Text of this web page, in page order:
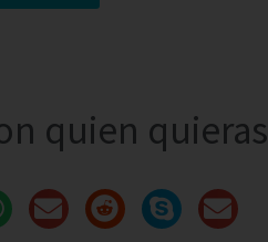
quien quieras